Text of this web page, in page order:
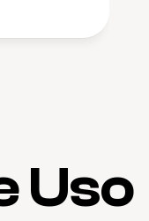
Uso